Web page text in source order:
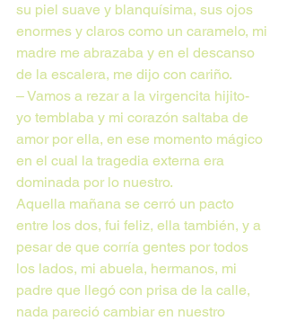
su piel suave y blanquísima, sus ojos
enormes y claros como un caramelo, mi
madre me abrazaba y en el descanso
de la escalera, me dijo con cariño.
– Vamos a rezar a la virgencita hijito-
yo temblaba y mi corazón saltaba de
amor por ella, en ese momento mágico
en el cual la tragedia externa era
dominada por lo nuestro.
Aquella mañana se cerró un pacto
entre los dos, fui feliz, ella también, y a
pesar de que corría gentes por todos
los lados, mi abuela, hermanos, mi
padre que llegó con prisa de la calle,
nada pareció cambiar en nuestro